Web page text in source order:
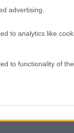
advertising.
to analytics like
to functionality of
to personalization.